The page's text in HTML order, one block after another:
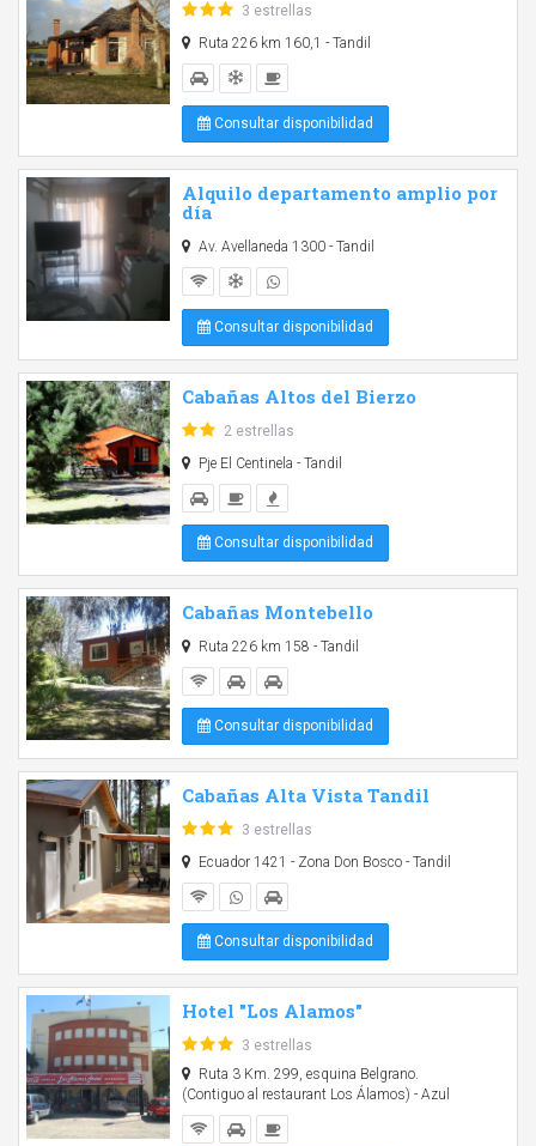
3 estrellas
Ruta 226 km 160,1 - Tandil
Consultar disponibilidad
Alquilo departamento amplio por
día
Av. Avellaneda 1300 - Tandil
Consultar disponibilidad
Cabañas Altos del Bierzo
2 estrellas
Pje El Centinela - Tandil
Consultar disponibilidad
Cabañas Montebello
Ruta 226 km 158 - Tandil
Consultar disponibilidad
Cabañas Alta Vista Tandil
3 estrellas
Ecuador 1421 - Zona Don Bosco - Tandil
Consultar disponibilidad
Hotel "Los Alamos"
3 estrellas
Ruta 3 Km. 299, esquina Belgrano.
(Contiguo al restaurant Los Álamos) - Azul